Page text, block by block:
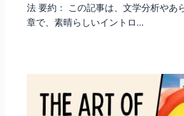
法 要約： この記事は、文学分析やあ
章で、素晴らしいイントロ…